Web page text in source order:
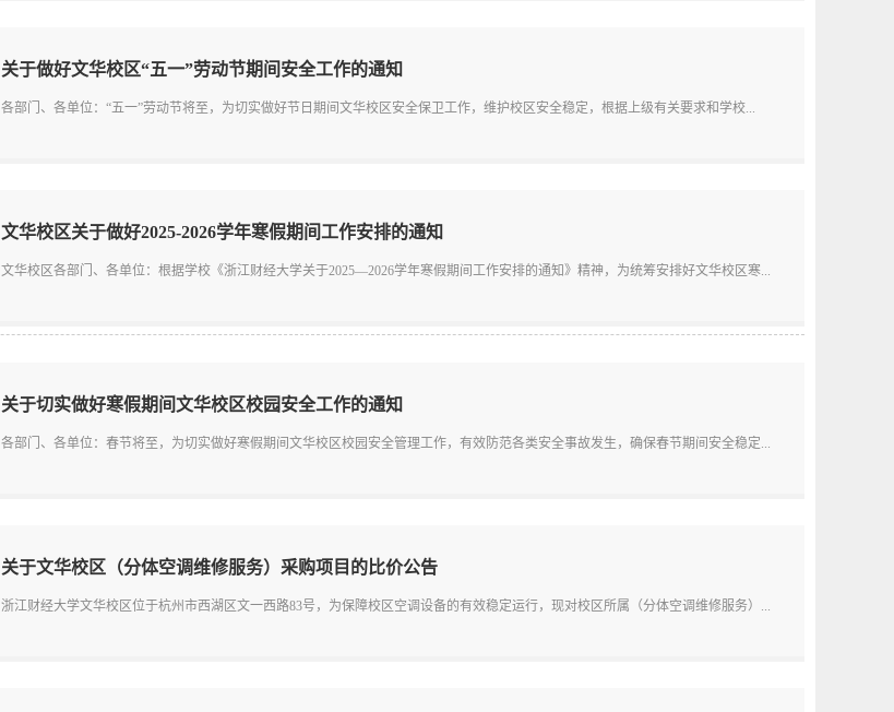
关于做好文华校区“五一”劳动节期间安全工作的通知
各部门、各单位：“五一”劳动节将至，为切实做好节日期间文华校区安全保卫工作，维护校区安全稳定，根据上级有关要求和学校...
文华校区关于做好2025-2026学年寒假期间工作安排的通知
文华校区各部门、各单位：根据学校《浙江财经大学关于2025—2026学年寒假期间工作安排的通知》精神，为统筹安排好文华校区寒...
关于切实做好寒假期间文华校区校园安全工作的通知
各部门、各单位：春节将至，为切实做好寒假期间文华校区校园安全管理工作，有效防范各类安全事故发生，确保春节期间安全稳定...
关于文华校区（分体空调维修服务）采购项目的比价公告
浙江财经大学文华校区位于杭州市西湖区文一西路83号，为保障校区空调设备的有效稳定运行，现对校区所属（分体空调维修服务）...